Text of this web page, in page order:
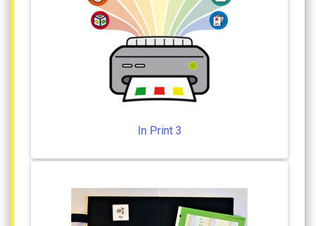
In Print 3